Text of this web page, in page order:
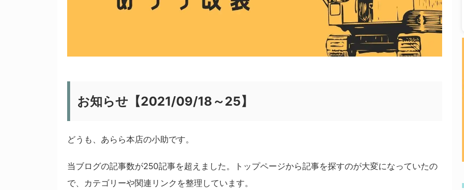
お知らせ【2021/09/18～25】
どうも、あらら本店の小助です。
当ブログの記事数が250記事を超えました。トップページから記事を探すのが大変になっていたの
で、カテゴリーや関連リンクを整理しています。